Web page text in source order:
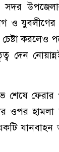
সদর
ও যুবলীগের
করলেও
দেন
শেষে ফেরার
ওপর হামলা
যানবাহন